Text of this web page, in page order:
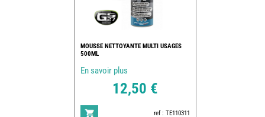
MOUSSE NETTOYANTE MULTI USAGES
500ML
En savoir plus
12,50 €
ref : TE110311